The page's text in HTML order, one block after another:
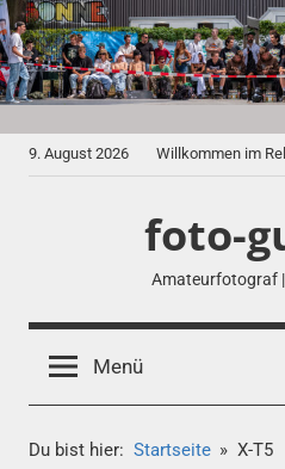
Zum
Inhalt
springen
9. August 2026 Willkommen im
foto-
Amateurfotograf |
Menü
Du bist hier: Startseite X-T5